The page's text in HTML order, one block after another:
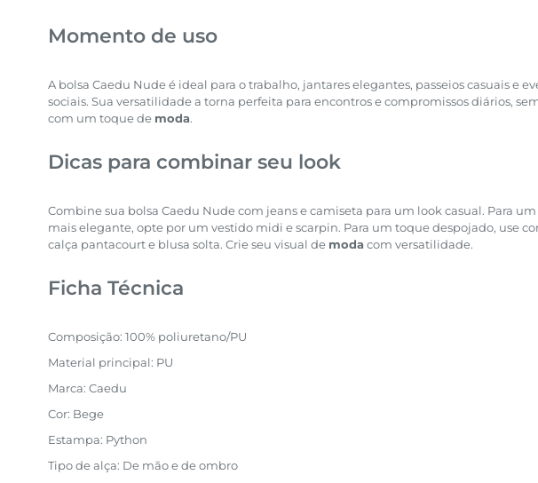
Momento de uso
A bolsa Caedu Nude é ideal para o trabalho, jantares elegantes, passeios casuais e
sociais. Sua versatilidade a torna perfeita para encontros e compromissos diários,
com um toque de moda.
Dicas para combinar seu look
Combine sua bolsa Caedu Nude com jeans e camiseta para um look casual. Para
mais elegante, opte por um vestido midi e scarpin. Para um toque despojado, use
calça pantacourt e blusa solta. Crie seu visual de moda com versatilidade.
Ficha Técnica
Composição: 100% poliuretano/PU
Material principal: PU
Marca: Caedu
Cor: Bege
Estampa: Python
Tipo de alça: De mão e de ombro